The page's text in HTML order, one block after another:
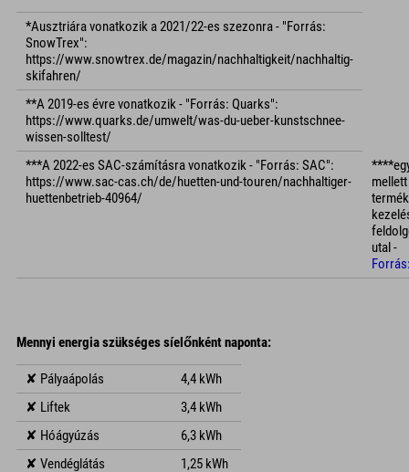
*Ausztriára vonatkozik a 2021/22-es szezonra - "Forrás:
SnowTrex":
https://www.snowtrex.de/magazin/nachhaltigkeit/nachhaltig-
skifahren/
**A 2019-es évre vonatkozik - "Forrás: Quarks":
https://www.quarks.de/umwelt/was-du-ueber-kunstschnee-
wissen-solltest/
***A 2022-es SAC-számításra vonatkozik - "Forrás: SAC":
https://www.sac-cas.ch/de/huetten-und-touren/nachhaltiger-
huettenbetrieb-40964/
utal -
Mennyi energia szükséges síelőnként naponta:
✘ Pályaápolás
4,4 kWh
✘ Liftek
3,4 kWh
✘ Hóágyúzás
6,3 kWh
✘ Vendéglátás
1,25 kWh